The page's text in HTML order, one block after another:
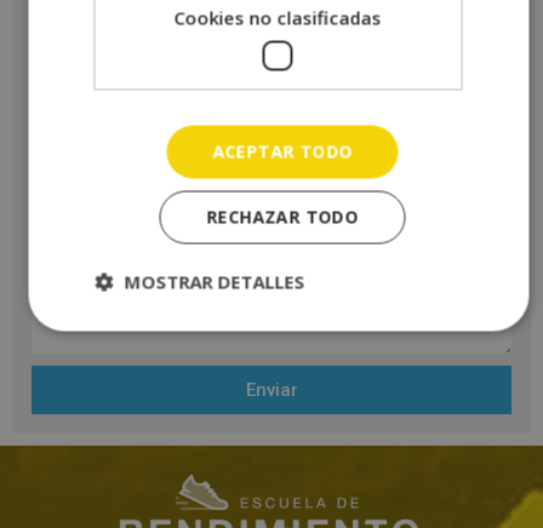
Enviar
Cookies no clasificadas
ACEPTAR TODO
RECHAZAR TODO
MOSTRAR DETALLES